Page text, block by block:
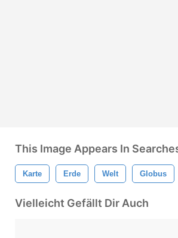
This Image Appears In
Karte Erde Welt Globus
Vielleicht Gefällt Dir Auch